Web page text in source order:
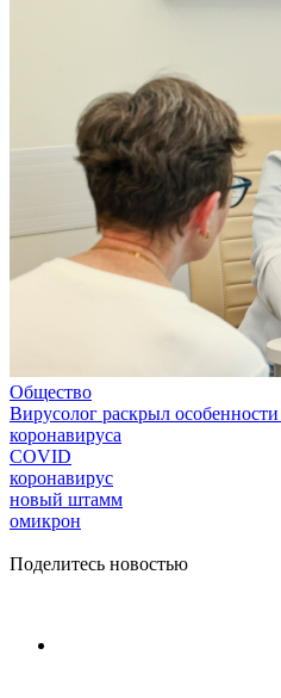
Общество
Вирусолог раскрыл
коронавируса
COVID
коронавирус
новый штамм
омикрон
Поделитесь новостью